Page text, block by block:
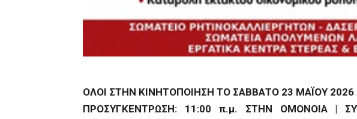
ΟΛΟΙ ΣΤΗΝ ΚΙΝΗΤΟΠΟΙΗΣΗ ΤΟ ΣΑΒΒΑΤΟ 23 ΜΑΪΟΥ 2026
ΠΡΟΣΥΓΚΕΝΤΡΩΣΗ: 11:00 π.μ. ΣΤΗΝ ΟΜΟΝΟΙΑ |